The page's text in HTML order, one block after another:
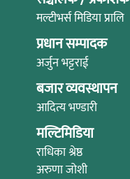
मल्टीभर्स मिडिया प्रालि
प्रधान सम्पादक
अर्जुन भट्टराई
बजार व्यवस्थापन
आदित्य भण्डारी
मल्टिमिडिया
राधिका श्रेष्ठ
अरुणा जोशी